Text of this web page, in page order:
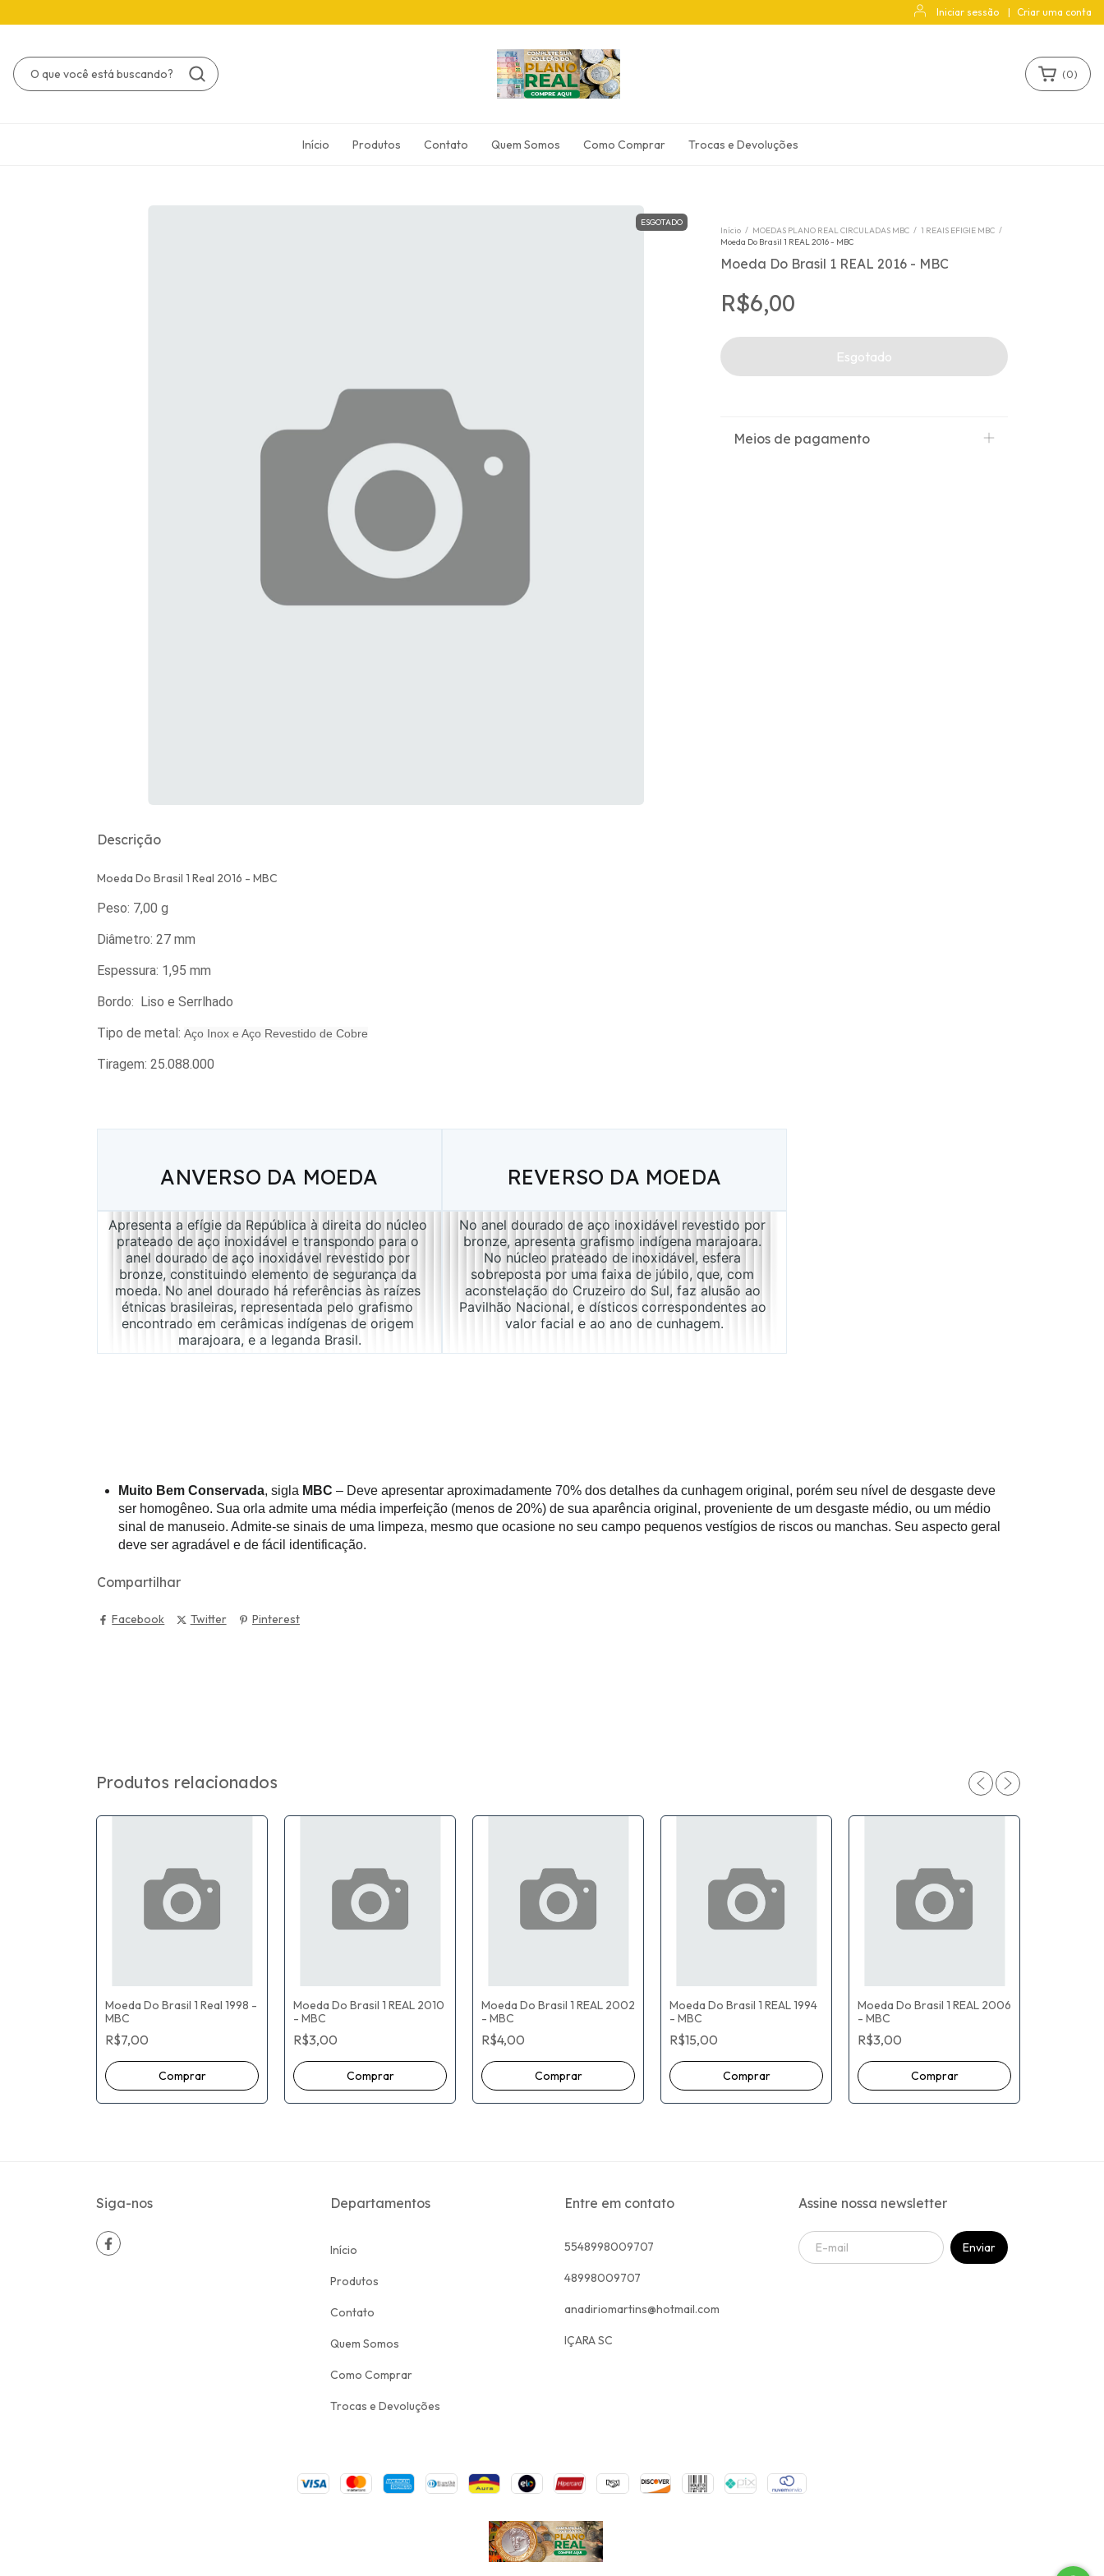
Iniciar sessão | Criar uma conta
(0)
Início Produtos Contato Quem Somos Como Comprar Trocas e Devoluções
ESGOTADO
Início / MOEDAS PLANO REAL CIRCULADAS MBC / 1 REAIS EFIGIE MBC /
Moeda Do Brasil 1 REAL 2016 - MBC
Moeda Do Brasil 1 REAL 2016 - MBC
R$6,00
Meios de pagamento
Descrição
Moeda Do Brasil 1 Real 2016 - MBC
Peso: 7,00 g
Diâmetro: 27 mm
Espessura: 1,95 mm
Bordo: Liso e Serrlhado
Tipo de metal: Aço Inox e Aço Revestido de Cobre
Tiragem: 25.088.000
ANVERSO DA MOEDA REVERSO DA MOEDA
Apresenta a efígie da República à direita do núcleo
prateado de aço inoxidável e transpondo para o
anel dourado de aço inoxidável revestido por
bronze, constituindo elemento de segurança da
moeda. No anel dourado há referências às raízes
étnicas brasileiras, representada pelo grafismo
encontrado em cerâmicas indígenas de origem
marajoara, e a leganda Brasil.
No anel dourado de aço inoxidável revestido por
bronze, apresenta grafismo indígena marajoara.
No núcleo prateado de inoxidável, esfera
sobreposta por uma faixa de júbilo, que, com
aconstelação do Cruzeiro do Sul, faz alusão ao
Pavilhão Nacional, e dísticos correspondentes ao
valor facial e ao ano de cunhagem.
Muito Bem Conservada, sigla MBC – Deve apresentar aproximadamente 70% dos detalhes da cunhagem original, porém seu nível de desgaste deve
ser homogêneo. Sua orla admite uma média imperfeição (menos de 20%) de sua aparência original, proveniente de um desgaste médio, ou um médio
sinal de manuseio. Admite-se sinais de uma limpeza, mesmo que ocasione no seu campo pequenos vestígios de riscos ou manchas. Seu aspecto geral
deve ser agradável e de fácil identificação.
Compartilhar
Facebook Twitter Pinterest
Produtos relacionados
Moeda Do Brasil 1 Real 1998 -
MBC
R$7,00
Moeda Do Brasil 1 REAL 2010
- MBC
R$3,00
Moeda Do Brasil 1 REAL 2002
- MBC
R$4,00
Moeda Do Brasil 1 REAL 1994
- MBC
R$15,00
Moeda Do Brasil 1 REAL 2006
- MBC
R$3,00
Siga-nos Departamentos
Início
Produtos
Contato
Quem Somos
Como Comprar
Trocas e Devoluções
Entre em contato
5548998009707
48998009707
anadiriomartins@hotmail.com
IÇARA SC
Assine nossa newsletter